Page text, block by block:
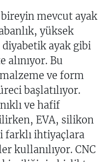
bireyin mevcut ayak
yüksek
ayak gibi
alınıyor. Bu
ve form
başlatılıyor.
ve hafif
EVA, silikon
farklı ihtiyaçlara
kullanılıyor. CNC